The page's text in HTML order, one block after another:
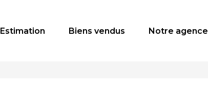
Estimation Biens vendus Notre agence